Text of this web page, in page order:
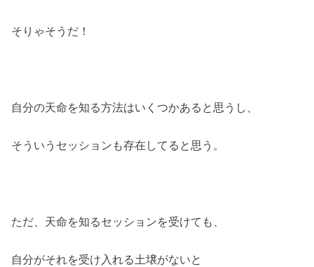
そりゃそうだ！
自分の天命を知る方法はいくつかあると思うし、
そういうセッションも存在してると思う。
ただ、天命を知るセッションを受けても、
自分がそれを受け入れる土壌がないと